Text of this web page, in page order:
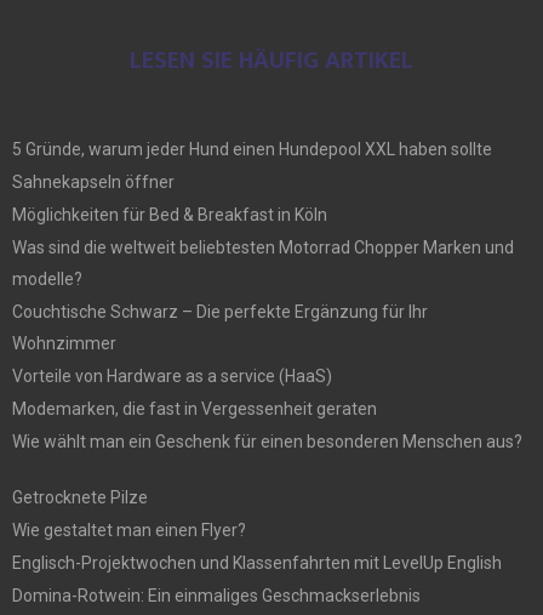
LESEN SIE HÄUFIG ARTIKEL
5 Gründe, warum jeder Hund einen Hundepool XXL haben sollte
Sahnekapseln öffner
Möglichkeiten für Bed & Breakfast in Köln
Was sind die weltweit beliebtesten Motorrad Chopper Marken und
modelle?
Couchtische Schwarz – Die perfekte Ergänzung für Ihr
Wohnzimmer
Vorteile von Hardware as a service (HaaS)
Modemarken, die fast in Vergessenheit geraten
Wie wählt man ein Geschenk für einen besonderen Menschen aus?
Getrocknete Pilze
Wie gestaltet man einen Flyer?
Englisch-Projektwochen und Klassenfahrten mit LevelUp English
Domina-Rotwein: Ein einmaliges Geschmackserlebnis